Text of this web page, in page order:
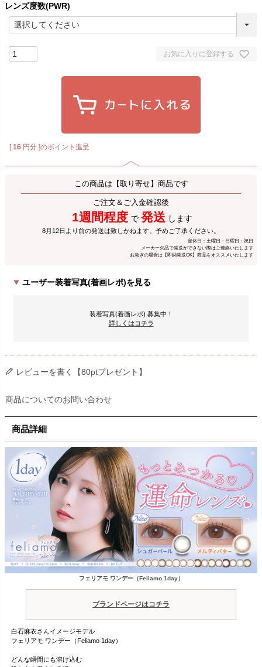
レンズ度数(PWR)
お気に入りに登録する
[16 円分 ]のポイント進呈
この商品は【取り寄せ】商品です
ご注文＆ご入金確認後
1週間程度 で 発送 します
8月12日より前の発送は致しかねます。予めご了承ください。
定休日：土曜日・日曜日・祝日
メーカー欠品で発送ができない際はご連絡いたします
お急ぎの場合は【即納発送OK】商品をオススメいたします
ユーザー装着写真(着画レポ)を見る
装着写真(着画レポ) 募集中！
詳しくはコチラ
レビューを書く【80ptプレゼント】
商品についてのお問い合わせ
商品詳細
フェリアモ ワンデー（Feliamo 1day）
ブランドページはコチラ
白石麻衣さんイメージモデル
フェリアモ ワンデー（Feliamo 1day）
どんな瞬間にも溶け込む